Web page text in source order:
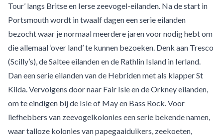
Tour’ langs Britse en Ierse zeevogel-eilanden. Na de start in
Portsmouth wordt in twaalf dagen een serie eilanden
bezocht waar je normaal meerdere jaren voor nodig hebt om
die allemaal ‘over land’ te kunnen bezoeken. Denk aan Tresco
(Scilly’s), de Saltee eilanden en de Rathlin Island in Ierland.
Dan een serie eilanden van de Hebriden met als klapper St
Kilda. Vervolgens door naar Fair Isle en de Orkney eilanden,
om te eindigen bij de Isle of May en Bass Rock. Voor
liefhebbers van zeevogelkolonies een serie bekende namen,
waar talloze kolonies van papegaaiduikers, zeekoeten,